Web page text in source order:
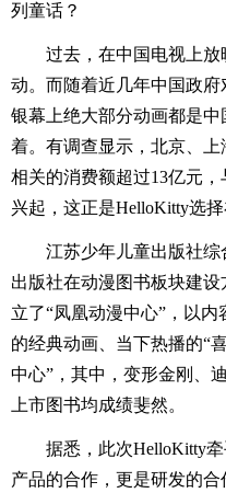
列童话？
过去，在中国电视上
动。而随着近几年中国政
银幕上绝大部分动画都是
着。有调查显示，北京、
相关的消费额超过13亿元
兴起，这正是HelloKitty选
江苏少年儿童出版社
出版社在动漫图书板块建
立了“凤凰动漫中心”，以
的经典动画、当下热播的“
中心”，其中，变形金刚、
上市图书均成绩斐然。
据悉，此次HelloKitty
产品的合作，更是研发的